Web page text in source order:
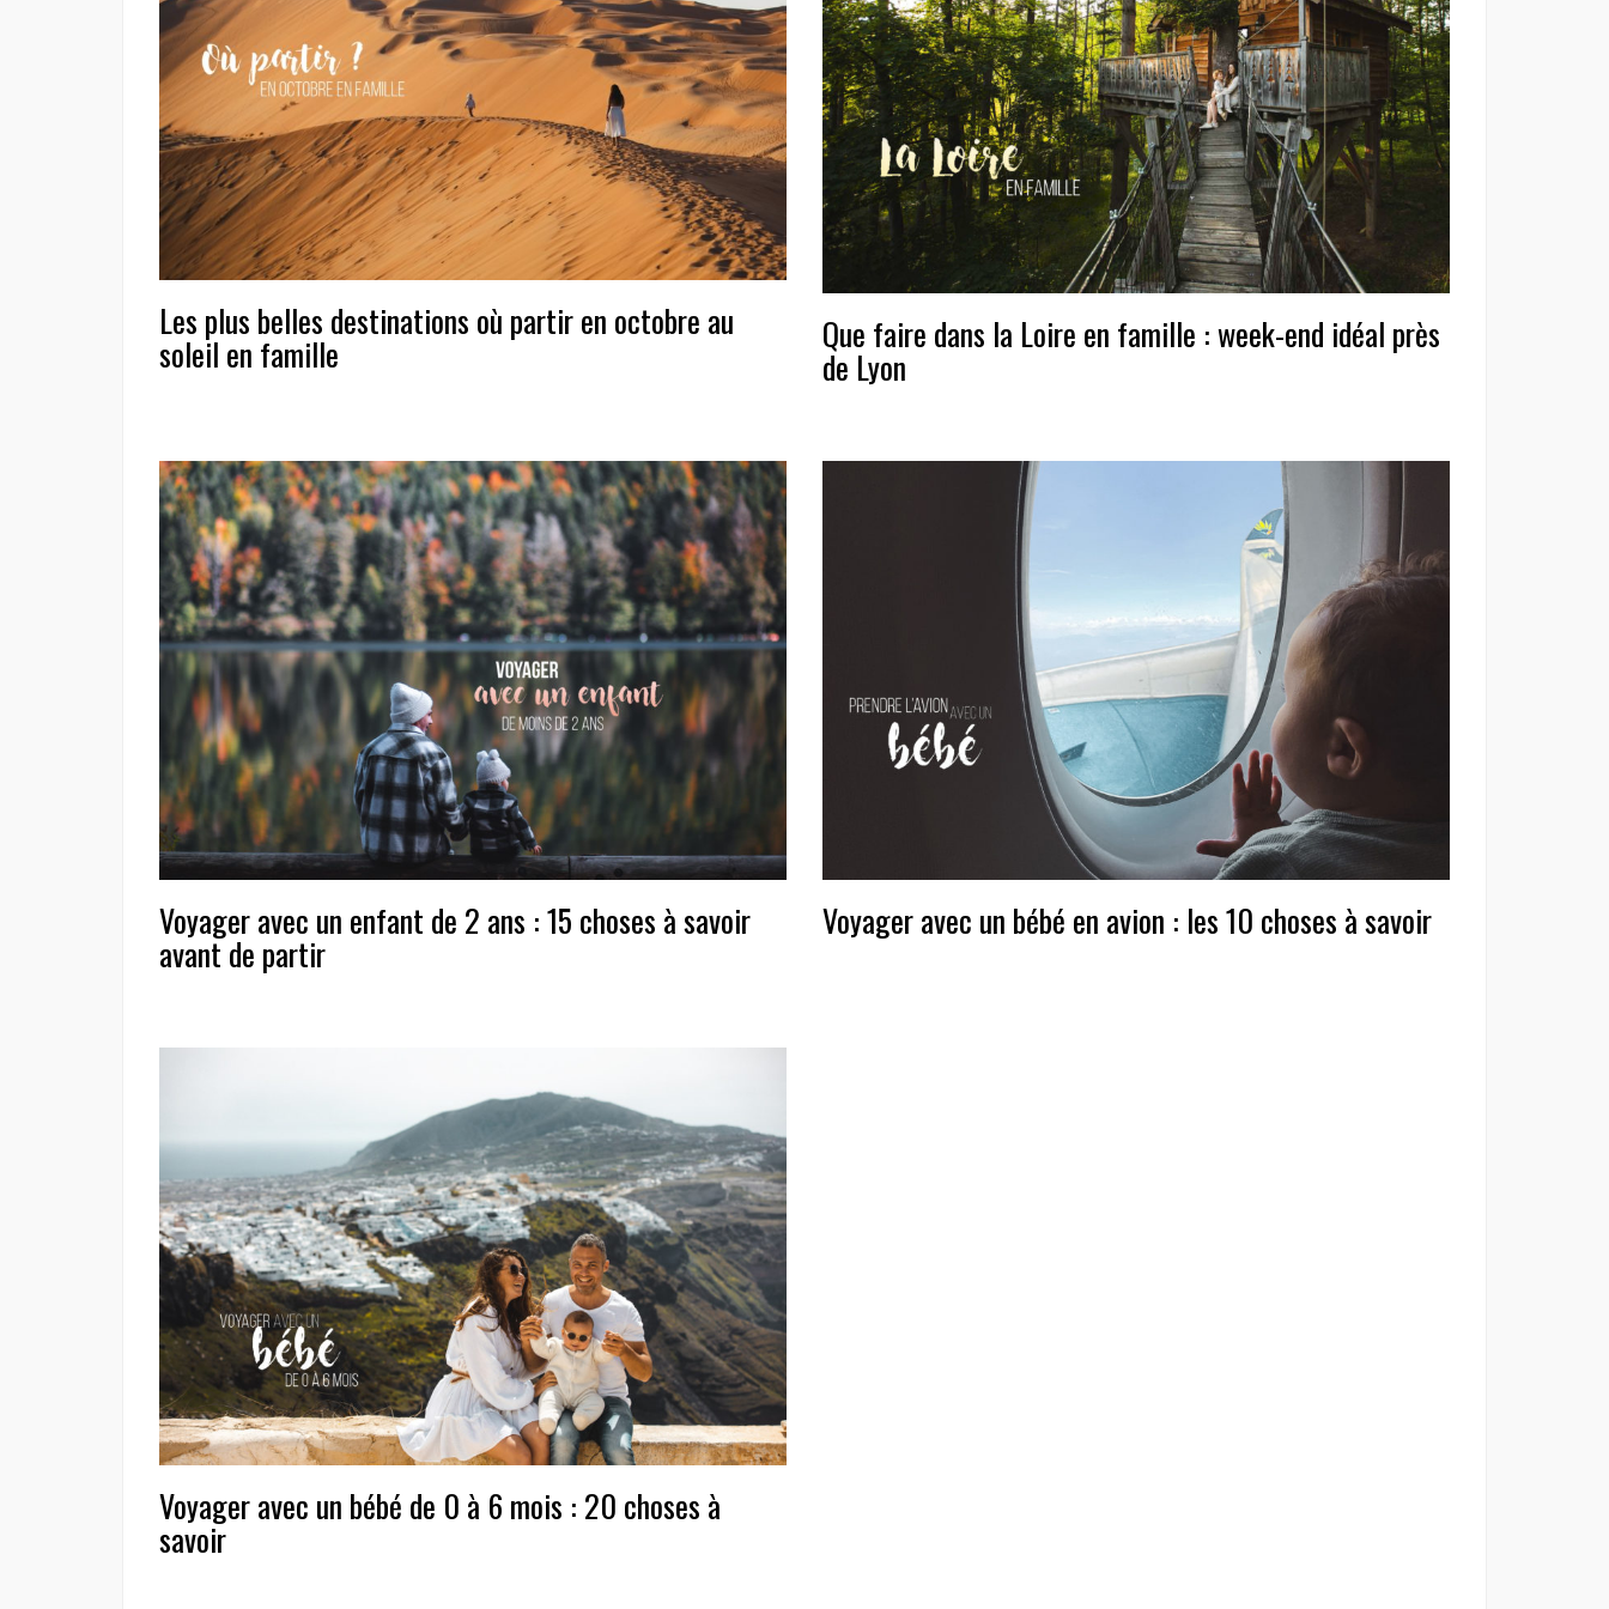
Les plus belles destinations où partir en octobre au
soleil en famille Que faire dans la Loire en famille : week-end idéal près
de Lyon
Voyager avec un enfant de 2 ans : 15 choses à savoir
avant de partir
Voyager avec un bébé en avion : les 10 choses à savoir
Voyager avec un bébé de 0 à 6 mois : 20 choses à
savoir